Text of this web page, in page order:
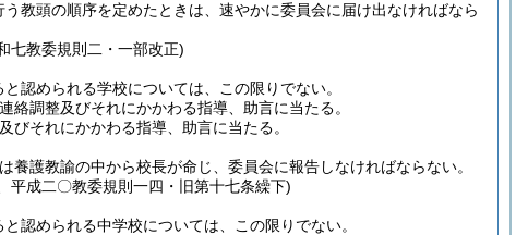
教頭の順序を定めたときは、速やかに委員会に届け出なければなら
七教委規則二・一部改正)
認められる学校については、この限りでない。
調整及びそれにかかわる指導、助言に当たる。
それにかかわる指導、助言に当たる。
護教諭の中から校長が命じ、委員会に報告しなければならない。
平成二〇教委規則一四・旧第十七条繰下)
認められる中学校については、この限りでない。